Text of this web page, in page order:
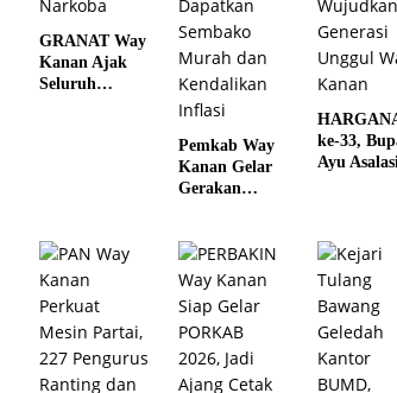
GRANAT Way
Kanan Ajak
Seluruh
Pemkab Way
Kanan Gelar
Gerakan
Warga
Dapatkan
Sembako
Murah dan
Kendalikan
Inflasi
ke-33,
Ayu
Wujudkan
Generasi
Unggul Way
Kanan